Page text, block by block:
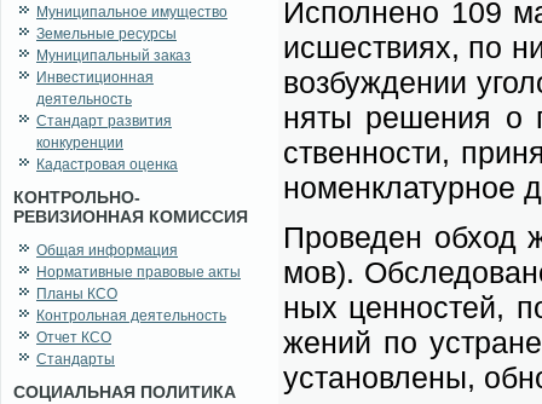
Муниципальное имущество
Земельные ресурсы
Муниципальный заказ
Инвестиционная
деятельность
Стандарт развития
конкуренции
Кадастровая оценка
КОНТРОЛЬНО-
РЕВИЗИОННАЯ КОМИССИЯ
Общая информация
Нормативные правовые акты
Планы КСО
Контрольная деятельность
Отчет КСО
Стандарты
СОЦИАЛЬНАЯ ПОЛИТИКА
Ис­пол­не­но 109
ис­ше­стви­ях, по
воз­буж­де­нии
ня­ты ре­ше­ния о
ствен­но­сти,
но­мен­кла­тур­ное
Про­ве­ден об­ход
мов).
ных цен­но­стей,
же­ний по
уста­нов­ле­ны,